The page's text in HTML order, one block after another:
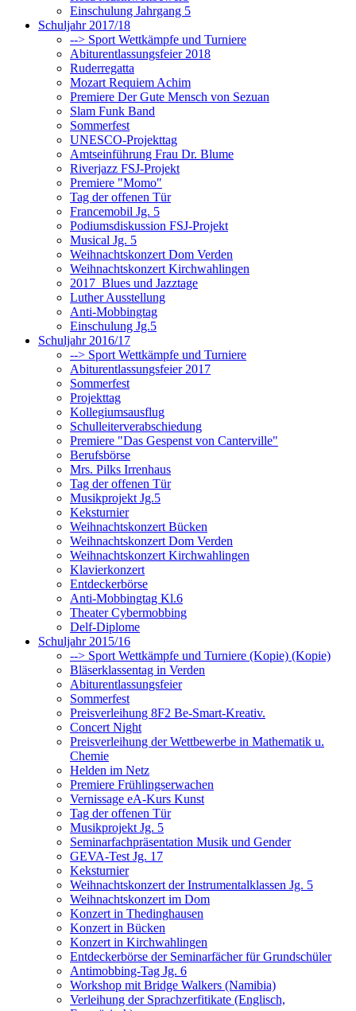
Einschulung Jahrgang 5
Schuljahr 2017/18
--> Sport Wettkämpfe und Turniere
Abiturentlassungsfeier 2018
Ruderregatta
Mozart Requiem Achim
Premiere Der Gute Mensch von Sezuan
Slam Funk Band
Sommerfest
UNESCO-Projekttag
Amtseinführung Frau Dr. Blume
Riverjazz FSJ-Projekt
Premiere "Momo"
Tag der offenen Tür
Francemobil Jg. 5
Podiumsdiskussion FSJ-Projekt
Musical Jg. 5
Weihnachtskonzert Dom Verden
Weihnachtskonzert Kirchwahlingen
2017_Blues und Jazztage
Luther Ausstellung
Anti-Mobbingtag
Einschulung Jg.5
Schuljahr 2016/17
--> Sport Wettkämpfe und Turniere
Abiturentlassungsfeier 2017
Sommerfest
Projekttag
Kollegiumsausflug
Schulleiterverabschiedung
Premiere "Das Gespenst von Canterville"
Berufsbörse
Mrs. Pilks Irrenhaus
Tag der offenen Tür
Musikprojekt Jg.5
Keksturnier
Weihnachtskonzert Bücken
Weihnachtskonzert Dom Verden
Weihnachtskonzert Kirchwahlingen
Klavierkonzert
Entdeckerbörse
Anti-Mobbingtag Kl.6
Theater Cybermobbing
Delf-Diplome
Schuljahr 2015/16
--> Sport Wettkämpfe und Turniere (Kopie) (Kopie)
Bläserklassentag in Verden
Abiturentlassungsfeier
Sommerfest
Preisverleihung 8F2 Be-Smart-Kreativ.
Concert Night
Preisverleihung der Wettbewerbe in Mathematik u.
Chemie
Helden im Netz
Premiere Frühlingserwachen
Vernissage eA-Kurs Kunst
Tag der offenen Tür
Musikprojekt Jg. 5
Seminarfachpräsentation Musik und Gender
GEVA-Test Jg. 17
Keksturnier
Weihnachtskonzert der Instrumentalklassen Jg. 5
Weihnachtskonzert im Dom
Konzert in Thedinghausen
Konzert in Bücken
Konzert in Kirchwahlingen
Entdeckerbörse der Seminarfächer für Grundschüler
Antimobbing-Tag Jg. 6
Workshop mit Bridge Walkers (Namibia)
Verleihung der Sprachzerfitikate (Englisch,